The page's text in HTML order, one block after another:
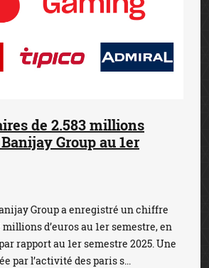
de 2.583 millions
Group au 1er
Group a enregistré un chiffre
millions d’euros au 1er semestre, en
rapport au 1er semestre 2025. Une
par l’activité des paris s...